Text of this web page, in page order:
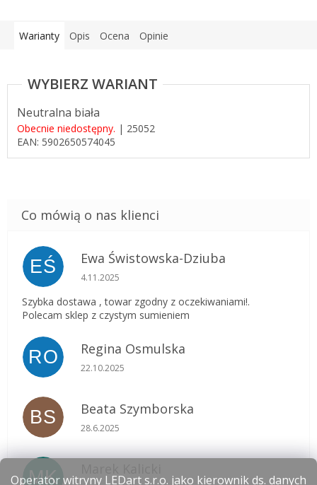
Operator witryny LEDart s.r.o. jako kierownik ds. danych
Warianty Opis Ocena Opinie
Neutralna biała
Obecnie niedostępny. | 25052
EAN: 5902650574045
EŚ Ewa Świstowska-Dziuba
Ocena sklepu to 5 na 5 gwiazdek.
4.11.2025
Szybka dostawa , towar zgodny z oczekiwaniami!.
Polecam sklep z czystym sumieniem
RO Regina Osmulska
Ocena sklepu to 5 na 5 gwiazdek.
22.10.2025
BS Beata Szymborska
Ocena sklepu to 5 na 5 gwiazdek.
28.6.2025
MK